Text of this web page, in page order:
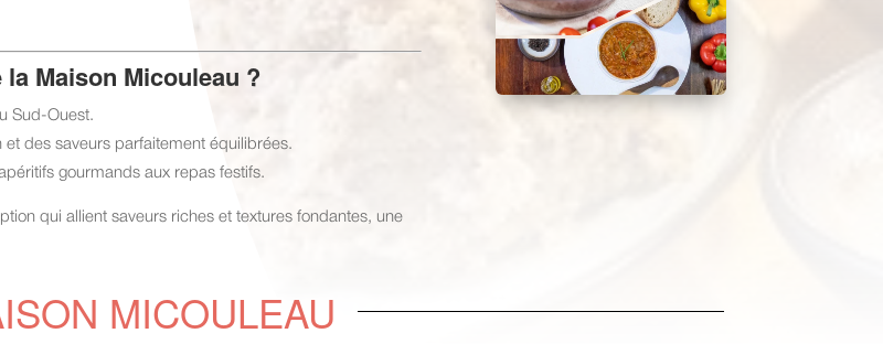
Maison Micouleau ?
Sud-Ouest.
et des saveurs parfaitement équilibrées.
gourmands aux repas festifs.
qui allient saveurs riches et textures fondantes, une
MICOULEAU